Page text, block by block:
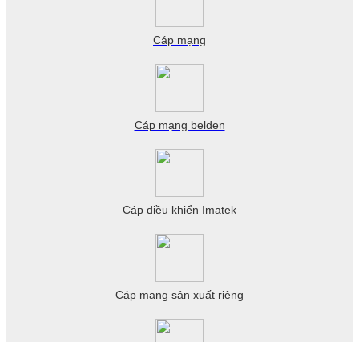
Cáp mạng
Cáp mạng belden
Cáp điều khiển Imatek
Cáp mang sản xuất riêng